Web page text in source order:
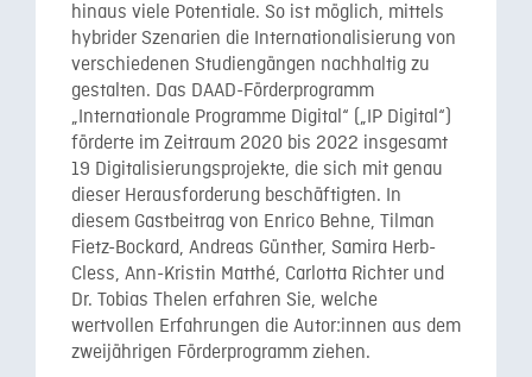
hinaus viele Potentiale. So ist möglich, mittels
hybrider Szenarien die Internationalisierung von
verschiedenen Studiengängen nachhaltig zu
gestalten. Das DAAD-Förderprogramm
„Internationale Programme Digital“ („IP Digital“)
förderte im Zeitraum 2020 bis 2022 insgesamt
19 Digitalisierungsprojekte, die sich mit genau
dieser Herausforderung beschäftigten. In
diesem Gastbeitrag von Enrico Behne, Tilman
Fietz-Bockard, Andreas Günther, Samira Herb-
Cless, Ann-Kristin Matthé, Carlotta Richter und
Dr. Tobias Thelen erfahren Sie, welche
wertvollen Erfahrungen die Autor:innen aus dem
zweijährigen Förderprogramm ziehen.